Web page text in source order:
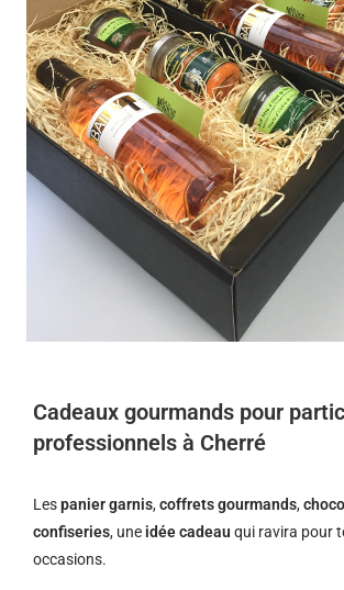
Cadeaux gourmands pour
professionnels à Cherré
Lespanier garnis,coffrets gourmands,
confiseries, une idée cadeau qui ravira pour
occasions.